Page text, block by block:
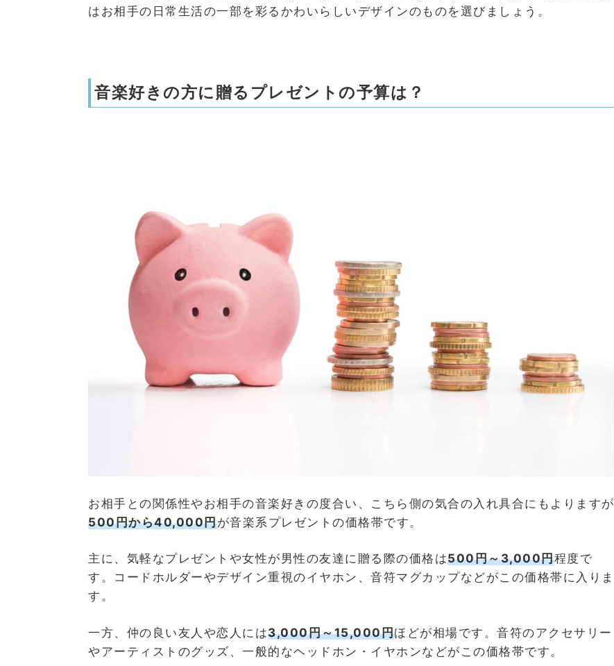
はお相手の日常生活の一部を彩るかわいらしいデザインのものを選びましょう。
音楽好きの方に贈るプレゼントの予算は？
お相手との関係性やお相手の音楽好きの度合い、こちら側の気合の入れ具合にもよりますが
500円から40,000円が音楽系プレゼントの価格帯です。
主に、気軽なプレゼントや女性が男性の友達に贈る際の価格は500円～3,000円程度で
す。コードホルダーやデザイン重視のイヤホン、音符マグカップなどがこの価格帯に入りま
す。
一方、仲の良い友人や恋人には3,000円～15,000円ほどが相場です。音符のアクセサリー
やアーティストのグッズ、一般的なヘッドホン・イヤホンなどがこの価格帯です。